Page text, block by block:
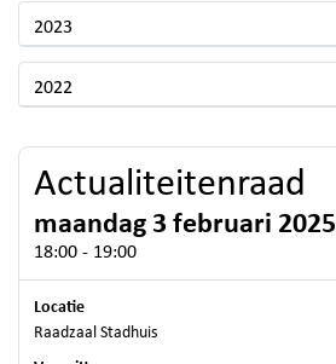
2023
2022
Actualiteitenraad
maandag 3 februari 2025
18:00 - 19:00
Locatie
Raadzaal Stadhuis